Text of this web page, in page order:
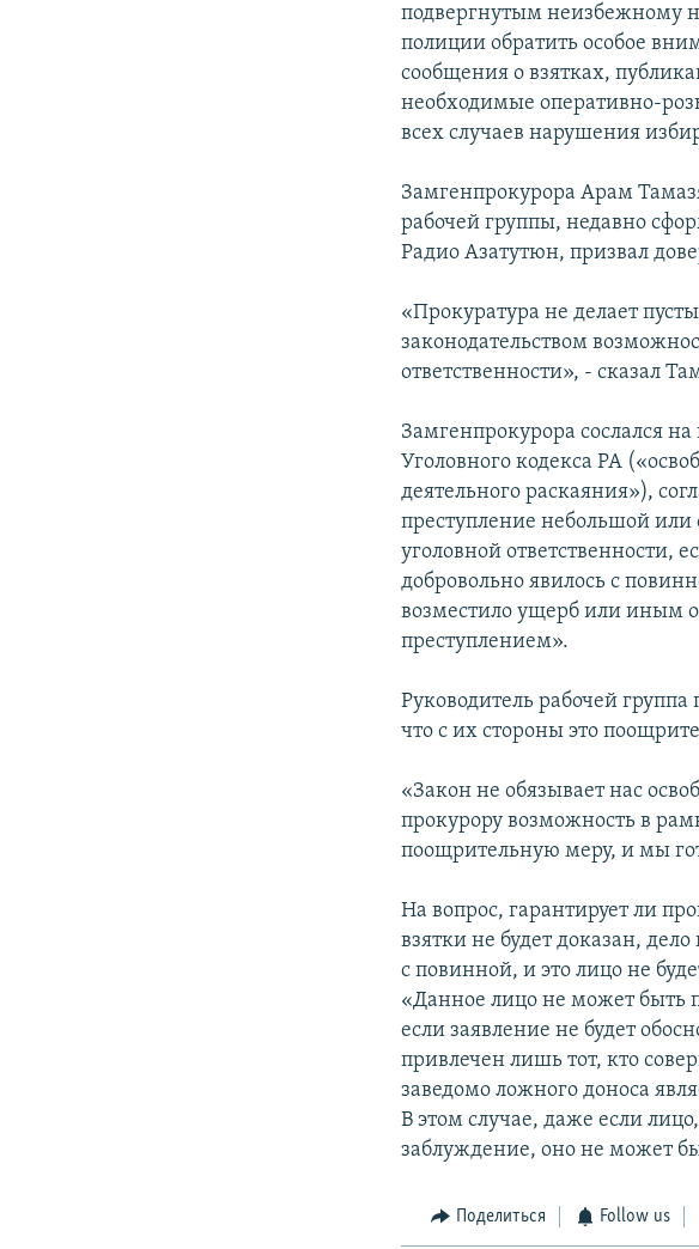
подвергнутым неизбежному
полиции обратить особое
сообщения о взятках,
необходимые оперативно-
всех случаев нарушения
Замгенпрокурора Арам
рабочей группы, недавно
Радио Азатутюн, призвал
«Прокуратура не делает
законодательством
ответственности», - сказал
Замгенпрокурора сослался
Уголовного кодекса РА
деятельного раскаяния»),
преступление небольшой
уголовной ответственности,
добровольно явилось с
возместило ущерб или иным
преступлением».
Руководитель рабочей
что с их стороны это
«Закон не обязывает нас
прокурору возможность в
поощрительную меру, и мы
На вопрос, гарантирует ли
взятки не будет доказан,
с повинной, и это лицо не
«Данное лицо не может быть
если заявление не будет
привлечен лишь тот, кто
заведомо ложного доноса
В этом случае, даже если
заблуждение, оно не может
Поделиться Follow us